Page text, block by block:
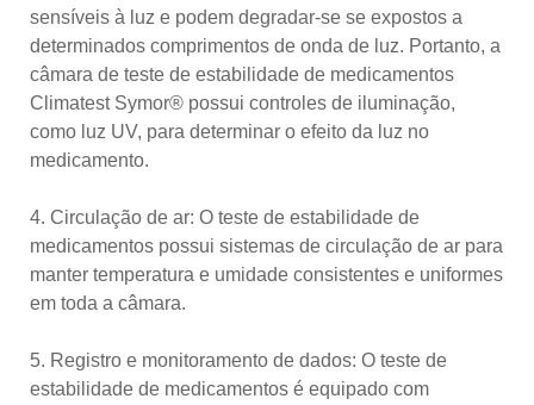
sensíveis à luz e podem degradar-se se expostos a
determinados comprimentos de onda de luz. Portanto, a
câmara de teste de estabilidade de medicamentos
Climatest Symor® possui controles de iluminação,
como luz UV, para determinar o efeito da luz no
medicamento.
4. Circulação de ar: O teste de estabilidade de
medicamentos possui sistemas de circulação de ar para
manter temperatura e umidade consistentes e uniformes
em toda a câmara.
5. Registro e monitoramento de dados: O teste de
estabilidade de medicamentos é equipado com